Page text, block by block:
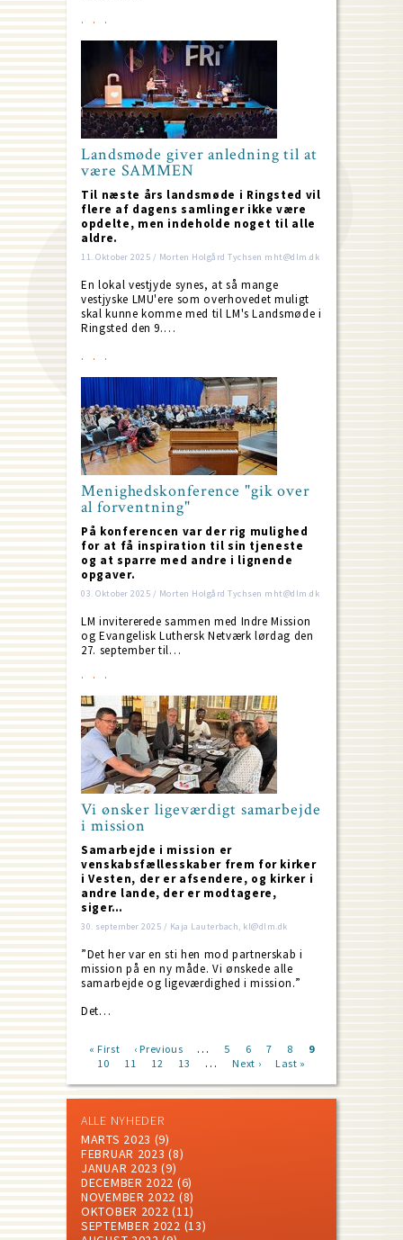
Landsmøde giver anledning til at
være SAMMEN
Til næste års landsmøde i Ringsted vil
flere af dagens samlinger ikke være
opdelte, men indeholde noget til alle
aldre.
11. Oktober 2025 / Morten Holgård Tychsen mht@dlm.dk
En lokal vestjyde synes, at så mange
vestjyske LMU'ere som overhovedet muligt
skal kunne komme med til LM's Landsmøde i
Ringsted den 9.…
Menighedskonference "gik over
al forventning"
På konferencen var der rig mulighed
for at få inspiration til sin tjeneste
og at sparre med andre i lignende
opgaver.
03. Oktober 2025 / Morten Holgård Tychsen mht@dlm.dk
LM invitererede sammen med Indre Mission
og Evangelisk Luthersk Netværk lørdag den
27. september til…
Vi ønsker ligeværdigt samarbejde
i mission
Samarbejde i mission er
venskabsfællesskaber frem for kirker
i Vesten, der er afsendere, og kirker i
andre lande, der er modtagere,
siger…
30. september 2025 / Kaja Lauterbach, kl@dlm.dk
”Det her var en sti hen mod partnerskab i
mission på en ny måde. Vi ønskede alle
samarbejde og ligeværdighed i mission.”
Det…
Pagination
First
page
« First
Previous
page
‹ Previous … Page
5 Page
6 Page
7 Page
8
Current
9
Page
10 Page
11 Page
12 Page
13 …
Next
Next ›
Last
Last »
ALLE NYHEDER
MARTS 2023 (9)
FEBRUAR 2023 (8)
JANUAR 2023 (9)
DECEMBER 2022 (6)
NOVEMBER 2022 (8)
OKTOBER 2022 (11)
SEPTEMBER 2022 (13)